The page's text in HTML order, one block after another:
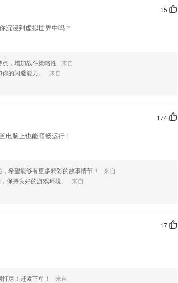
升考生学习专业知识的效率;
开软件输入关键词就能搜索；
，您可以到应用商店进行打分评论，说出您的使用经历，
15
沉浸到虚拟世界中吗？
点，增加战斗策略性 来自
的闪避能力。
来自
174
电脑上也能顺畅运行！
希望能够有更多精彩的故事情节！
来自
保持良好的游戏环境。
来自
17
尽！赶紧下单！
来自